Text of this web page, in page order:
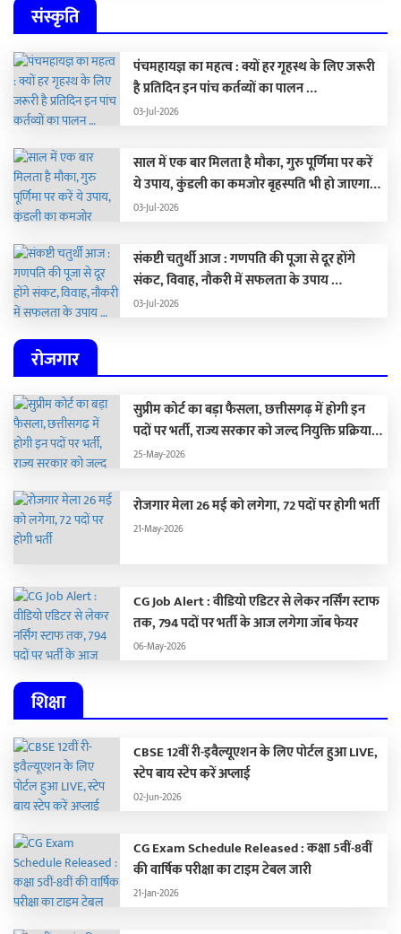
संस्कृति
पंचमहायज्ञ का महत्व : क्यों हर गृहस्थ के लिए जरूरी
है प्रतिदिन इन पांच कर्तव्यों का पालन …
03-Jul-2026
साल में एक बार मिलता है मौका, गुरु पूर्णिमा पर करें
ये उपाय, कुंडली का कमजोर बृहस्पति भी हो जाएगा
मजबूत …
03-Jul-2026
संकष्टी चतुर्थी आज : गणपति की पूजा से दूर होंगे
संकट, विवाह, नौकरी में सफलता के उपाय …
03-Jul-2026
रोजगार
सुप्रीम कोर्ट का बड़ा फैसला, छत्तीसगढ़ में होगी इन
पदों पर भर्ती, राज्य सरकार को जल्द नियुक्ति प्रक्रिया
पूरा करने के दिए निर्देश…
25-May-2026
रोजगार मेला 26 मई को लगेगा, 72 पदों पर होगी भर्ती
21-May-2026
CG Job Alert : वीडियो एडिटर से लेकर नर्सिंग स्टाफ
तक, 794 पदों पर भर्ती के आज लगेगा जॉब फेयर
06-May-2026
शिक्षा
CBSE 12वीं री-इवैल्यूएशन के लिए पोर्टल हुआ LIVE,
स्टेप बाय स्टेप करें अप्लाई
02-Jun-2026
CG Exam Schedule Released : कक्षा 5वीं-8वीं
की वार्षिक परीक्षा का टाइम टेबल जारी
21-Jan-2026